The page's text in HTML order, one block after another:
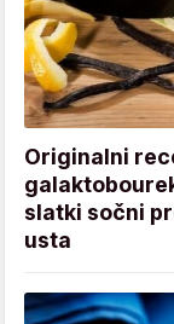
Originalni
slatki sočni
usta